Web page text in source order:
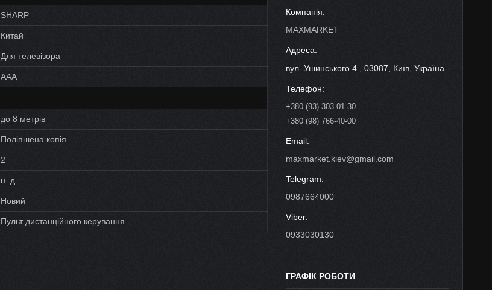
SHARP
Китай
Для телевізора
AAA
до 8 метрів
Поліпшена копія
2
н. д
Новий
Пульт дистанційного керування
MAXMARKET
вул. Ушинського 4 , 03087, Київ, Україна
+380 (93) 303-01-30
+380 (98) 766-40-00
maxmarket.kiev@gmail.com
0987664000
0933030130
ГРАФІК РОБОТИ